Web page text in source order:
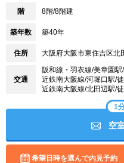
階 8階/8階建
築年数 築40年
住所 大阪府大阪市東住吉区北
交通
阪和線・羽衣線/美章園駅
近鉄南大阪線/河堀口駅/
近鉄南大阪線/北田辺駅/
1
空
希望日時を選んで内見予約